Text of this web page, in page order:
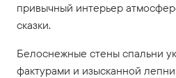
привычный интерьер
сказки.
Белоснежные стены спальни
фактурами и изысканной